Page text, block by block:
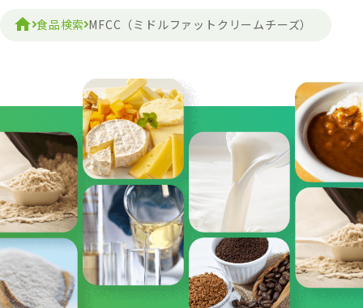
食品検索 MFCC（ミドルファットクリームチーズ）